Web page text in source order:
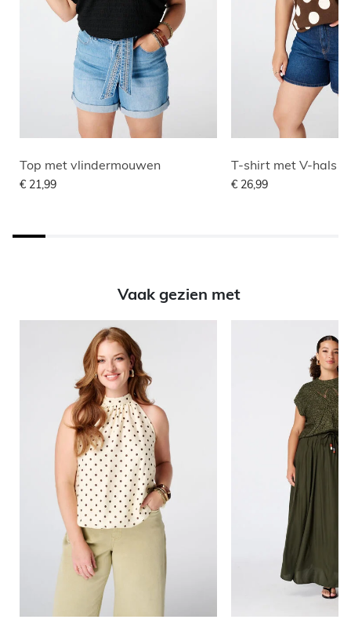
Top met vlindermouwen
€ 21,99
T-shirt met V-hals
€ 26,99
Vaak gezien met